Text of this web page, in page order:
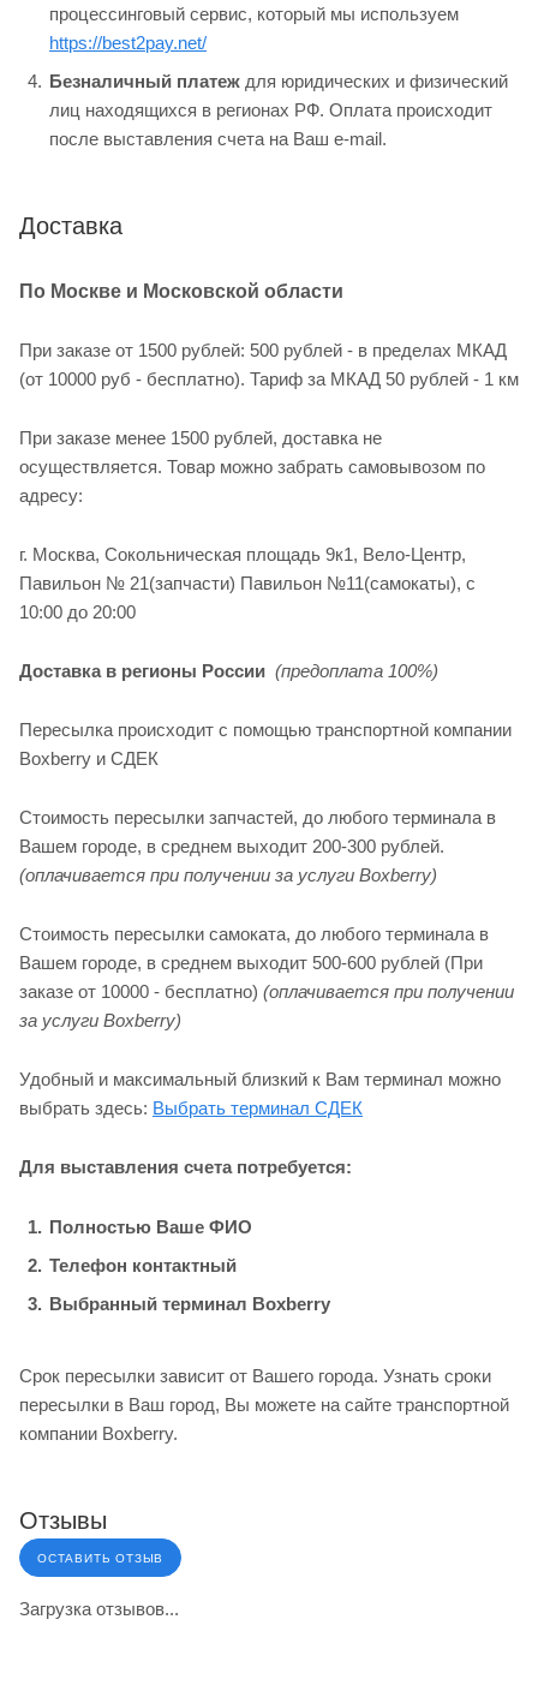
процессинговый сервис, который мы используем
https://best2pay.net/
Безналичный платеж для юридических и физический
лиц находящихся в регионах РФ. Оплата происходит
после выставления счета на Ваш e-mail.
Доставка
По Москве и Московской области
При заказе от 1500 рублей: 500 рублей - в пределах МКАД
(от 10000 руб - бесплатно). Тариф за МКАД 50 рублей - 1 км
При заказе менее 1500 рублей, доставка не
осуществляется. Товар можно забрать самовывозом по
адресу:
г. Москва, Сокольническая площадь 9к1, Вело-Центр,
Павильон № 21(запчасти) Павильон №11(cамокаты), с
10:00 до 20:00
Доставка в регионы России (предоплата 100%)
Пересылка происходит с помощью транспортной компании
Boxberry и СДЕК
Стоимость пересылки запчастей, до любого терминала в
Вашем городе, в среднем выходит 200-300 рублей.
(оплачивается при получении за услуги Boxberry)
Стоимость пересылки самоката, до любого терминала в
Вашем городе, в среднем выходит 500-600 рублей (При
заказе от 10000 - бесплатно) (оплачивается при получении
за услуги Boxberry)
Удобный и максимальный близкий к Вам терминал можно
выбрать здесь: Выбрать терминал СДЕК
Для выставления счета потребуется:
Полностью Ваше ФИО
Телефон контактный
Выбранный терминал Boxberry
Срок пересылки зависит от Вашего города. Узнать сроки
пересылки в Ваш город, Вы можете на сайте транспортной
компании Boxberry.
Отзывы
ОСТАВИТЬ ОТЗЫВ
Загрузка отзывов...